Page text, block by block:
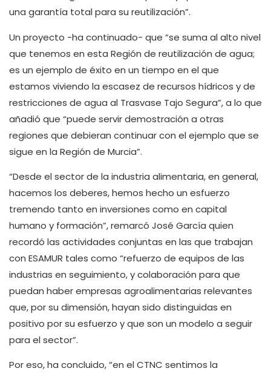
una garantía total para su reutilización”.
Un proyecto -ha continuado- que “se suma al alto nivel
que tenemos en esta Región de reutilización de agua;
es un ejemplo de éxito en un tiempo en el que
estamos viviendo la escasez de recursos hídricos y de
restricciones de agua al Trasvase Tajo Segura”, a lo que
añadió que “puede servir demostración a otras
regiones que debieran continuar con el ejemplo que se
sigue en la Región de Murcia”.
“Desde el sector de la industria alimentaria, en general,
hacemos los deberes, hemos hecho un esfuerzo
tremendo tanto en inversiones como en capital
humano y formación”, remarcó José García quien
recordó las actividades conjuntas en las que trabajan
con ESAMUR tales como “refuerzo de equipos de las
industrias en seguimiento, y colaboración para que
puedan haber empresas agroalimentarias relevantes
que, por su dimensión, hayan sido distinguidas en
positivo por su esfuerzo y que son un modelo a seguir
para el sector”.
Por eso, ha concluido, “en el CTNC sentimos la